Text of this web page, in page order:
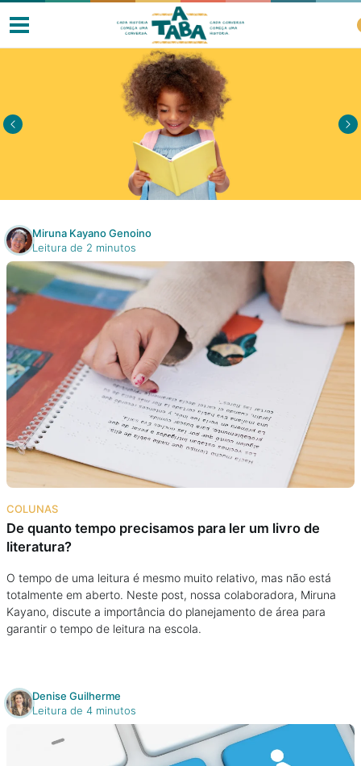
Livros
Clube de Leitores
Listas
Na escola
Na família
Colunas
Conteúdos
Colecionáveis
Cursos On line
Eventos
Podcast
Miruna Kayano Genoino
Leitura de 2 minutos
COLUNAS
De quanto tempo precisamos para ler um livro de
literatura?
O tempo de uma leitura é mesmo muito relativo, mas não está
totalmente em aberto. Neste post, nossa colaboradora, Miruna
Kayano, discute a importância do planejamento de área para
garantir o tempo de leitura na escola.
Denise Guilherme
Leitura de 4 minutos